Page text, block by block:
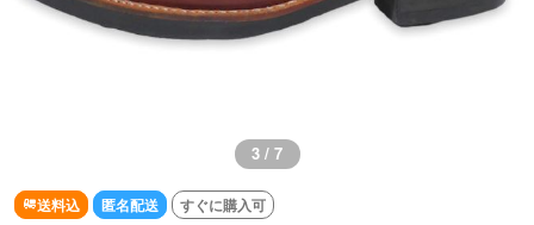
3 / 7
送料込 匿名配送 すぐに購入可